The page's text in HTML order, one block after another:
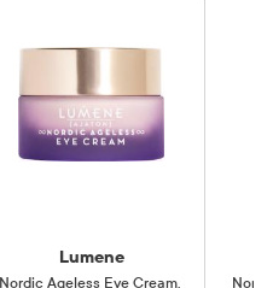
Lumene
Nordic Ageless Eye Cream,